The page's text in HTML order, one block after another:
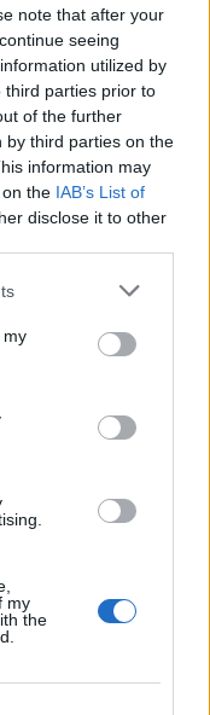
note that after your
seeing
utilized by
third parties prior to
of the further
by third parties on the
information may
the IAB’s List of
disclose it to other
my
my
the